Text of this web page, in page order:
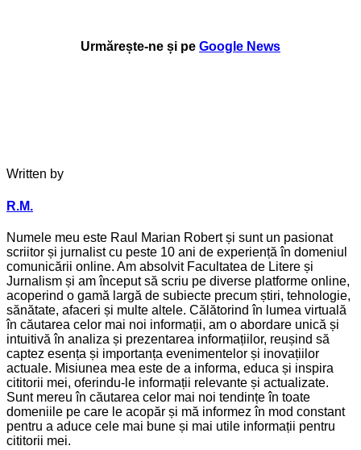
Urmărește-ne și pe Google News
Written by
R.M.
Numele meu este Raul Marian Robert și sunt un pasionat
scriitor și jurnalist cu peste 10 ani de experiență în domeniul
comunicării online. Am absolvit Facultatea de Litere și
Jurnalism și am început să scriu pe diverse platforme online,
acoperind o gamă largă de subiecte precum știri, tehnologie,
sănătate, afaceri și multe altele. Călătorind în lumea virtuală
în căutarea celor mai noi informații, am o abordare unică și
intuitivă în analiza și prezentarea informațiilor, reușind să
captez esența și importanța evenimentelor și inovațiilor
actuale. Misiunea mea este de a informa, educa și inspira
cititorii mei, oferindu-le informații relevante și actualizate.
Sunt mereu în căutarea celor mai noi tendințe în toate
domeniile pe care le acopăr și mă informez în mod constant
pentru a aduce cele mai bune și mai utile informații pentru
cititorii mei.